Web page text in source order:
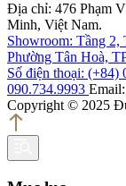
Địa chỉ: 476 Phạm
Minh, Việt Nam.
Showroom: Tầng
Phường Tân Hoà,
Số điện thoại: (+84)
090.734.9993
Copyright © 2025